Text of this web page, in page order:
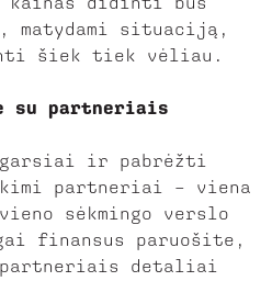
matydami situaciją,
šiek tiek vėliau.
su partneriais
garsiai ir pabrėžti
partneriai – viena
sėkmingo verslo
finansus paruošite,
detaliai